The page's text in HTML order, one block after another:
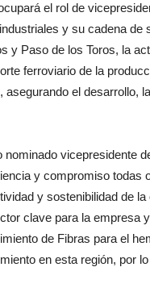
el rol de
y su cadena
y Paso de los Toros, la
ferroviario de la
el desarrollo,
nominado vicepresidente
y compromiso todas
y sostenibilidad de
clave para la empresa
de Fibras para el
en esta región, por